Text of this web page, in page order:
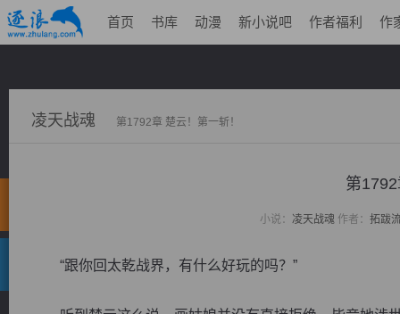
首页 书库 动漫 新小说吧 作者福利 作
凌天战魂 第1792章 楚云！第一斩！
第
小说： 凌天战魂作者： 拓跋
“跟你回太乾战界，有什么好玩的吗？”